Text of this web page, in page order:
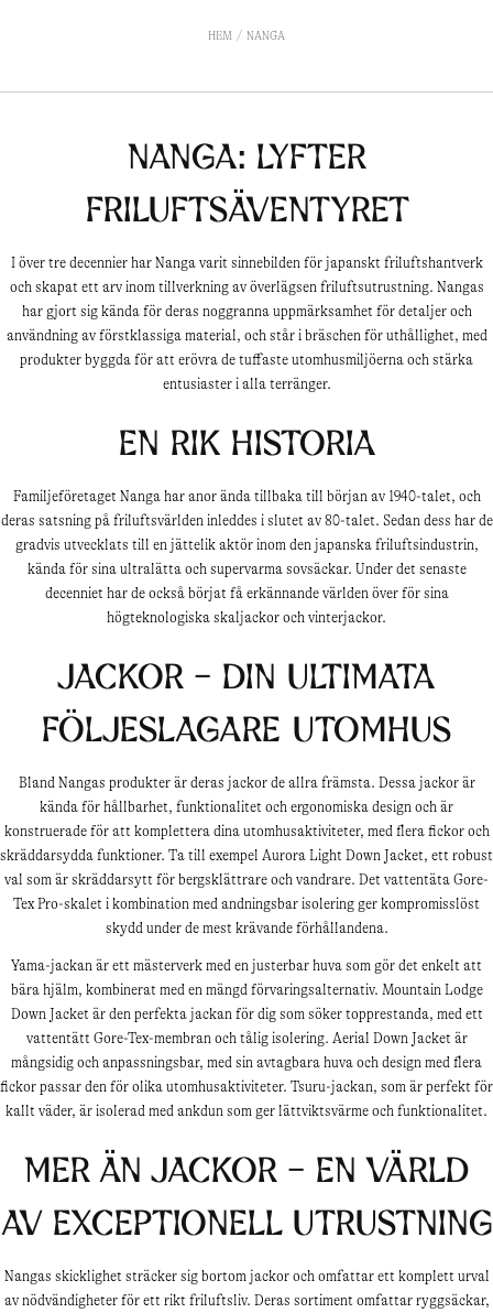
HEM NANGA
Nanga: Lyfter
friluftsäventyret
I över tre decennier har Nanga varit sinnebilden för japanskt friluftshantverk
och skapat ett arv inom tillverkning av överlägsen friluftsutrustning. Nangas
har gjort sig kända för deras noggranna uppmärksamhet för detaljer och
användning av förstklassiga material, och står i bräschen för uthållighet, med
produkter byggda för att erövra de tuffaste utomhusmiljöerna och stärka
entusiaster i alla terränger.
En rik historia
Familjeföretaget Nanga har anor ända tillbaka till början av 1940-talet, och
deras satsning på friluftsvärlden inleddes i slutet av 80-talet. Sedan dess har de
gradvis utvecklats till en jättelik aktör inom den japanska friluftsindustrin,
kända för sina ultralätta och supervarma sovsäckar. Under det senaste
decenniet har de också börjat få erkännande världen över för sina
högteknologiska skaljackor och vinterjackor.
Jackor - din ultimata
följeslagare utomhus
Bland Nangas produkter är deras jackor de allra främsta. Dessa jackor är
kända för hållbarhet, funktionalitet och ergonomiska design och är
konstruerade för att komplettera dina utomhusaktiviteter, med flera fickor och
skräddarsydda funktioner. Ta till exempel Aurora Light Down Jacket, ett robust
val som är skräddarsytt för bergsklättrare och vandrare. Det vattentäta Gore-
Tex Pro-skalet i kombination med andningsbar isolering ger kompromisslöst
skydd under de mest krävande förhållandena.
Yama-jackan är ett mästerverk med en justerbar huva som gör det enkelt att
bära hjälm, kombinerat med en mängd förvaringsalternativ. Mountain Lodge
Down Jacket är den perfekta jackan för dig som söker topprestanda, med ett
vattentätt Gore-Tex-membran och tålig isolering. Aerial Down Jacket är
mångsidig och anpassningsbar, med sin avtagbara huva och design med flera
fickor passar den för olika utomhusaktiviteter. Tsuru-jackan, som är perfekt för
kallt väder, är isolerad med ankdun som ger lättviktsvärme och funktionalitet.
Mer än jackor - en värld
av exceptionell utrustning
Nangas skicklighet sträcker sig bortom jackor och omfattar ett komplett urval
av nödvändigheter för ett rikt friluftsliv. Deras sortiment omfattar ryggsäckar,